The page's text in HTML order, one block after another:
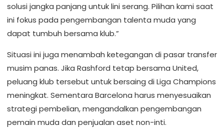
solusi jangka panjang untuk lini serang. Pilihan kami saat
ini fokus pada pengembangan talenta muda yang
dapat tumbuh bersama klub.”
Situasi ini juga menambah ketegangan di pasar transfer
musim panas. Jika Rashford tetap bersama United,
peluang klub tersebut untuk bersaing di Liga Champions
meningkat. Sementara Barcelona harus menyesuaikan
strategi pembelian, mengandalkan pengembangan
pemain muda dan penjualan aset non-inti.